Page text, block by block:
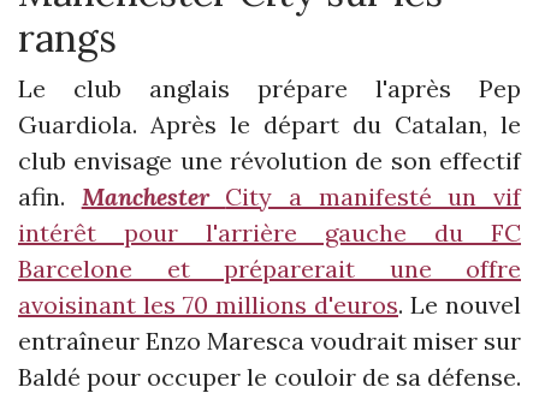
rangs
Le club anglais prépare l'après Pep
Guardiola. Après le départ du Catalan, le
club envisage une révolution de son effectif
afin.
Manchester City a manifesté un vif
intérêt pour l'arrière gauche du FC
Barcelone et préparerait une offre
avoisinant les 70 millions d'euros. Le nouvel
entraîneur Enzo Maresca voudrait miser sur
Baldé pour occuper le couloir de sa défense.